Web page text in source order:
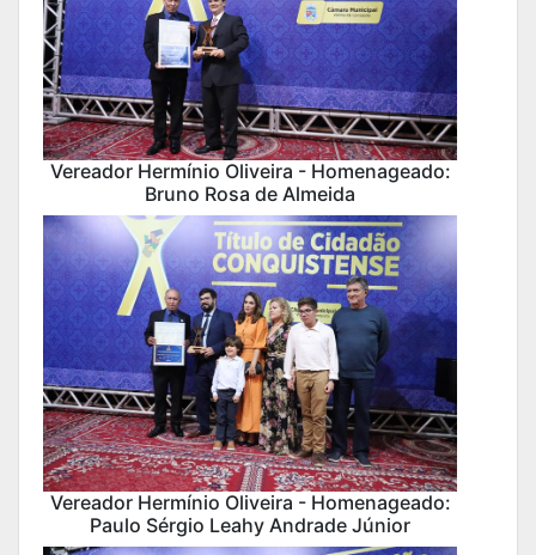
Vereador Hermínio Oliveira - Homenageado:
Bruno Rosa de Almeida
Vereador Hermínio Oliveira - Homenageado:
Paulo Sérgio Leahy Andrade Júnior